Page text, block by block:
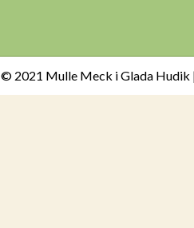
© 2021 Mulle Meck i Glada Hudik